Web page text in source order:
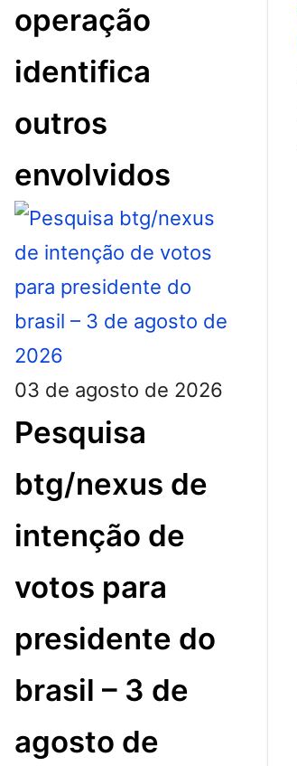
operação
identifica
outros
envolvidos
03 de agosto de 2026
Pesquisa
btg/nexus de
intenção de
votos para
presidente do
brasil – 3 de
agosto de